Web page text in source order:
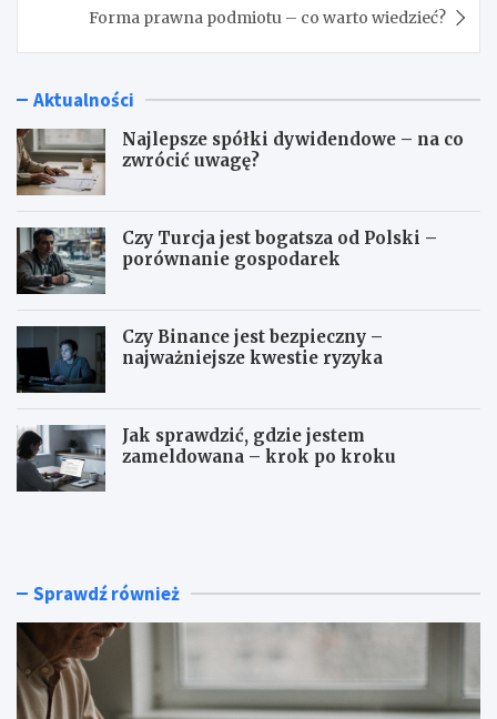
Forma prawna podmiotu – co warto wiedzieć?
Aktualności
Najlepsze spółki dywidendowe – na co
zwrócić uwagę?
Czy Turcja jest bogatsza od Polski –
porównanie gospodarek
Czy Binance jest bezpieczny –
najważniejsze kwestie ryzyka
Jak sprawdzić, gdzie jestem
zameldowana – krok po kroku
N
p
z
s
p
C
r
j
e
Sprawdź również